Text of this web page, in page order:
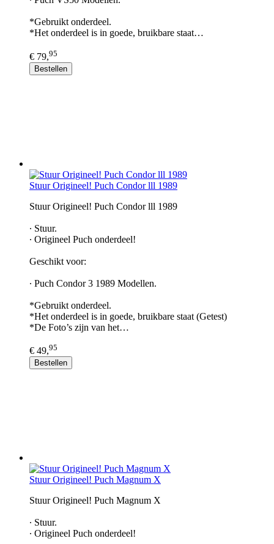
*Gebruikt onderdeel.
*Het onderdeel is in goede, bruikbare staat…
€ 79,95
Bestellen
Stuur Origineel! Puch Condor lll 1989
Stuur Origineel! Puch Condor lll 1989
∙ Stuur.
∙ Origineel Puch onderdeel!
Geschikt voor:
∙ Puch Condor 3 1989 Modellen.
*Gebruikt onderdeel.
*Het onderdeel is in goede, bruikbare staat (Getest)
*De Foto’s zijn van het…
€ 49,95
Bestellen
Stuur Origineel! Puch Magnum X
Stuur Origineel! Puch Magnum X
∙ Stuur.
∙ Origineel Puch onderdeel!